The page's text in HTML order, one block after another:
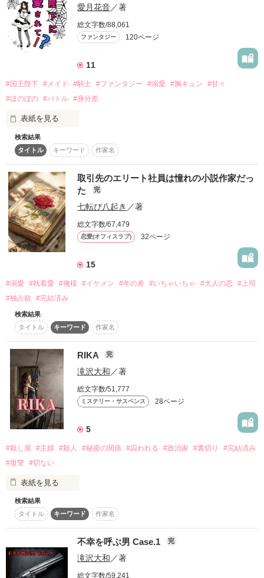
作品を読む
貌で校内を騒然とさせる。
天城はその場でネクタイを直してやるが、如月は「よろしく
ね、王子」と気安く呼ぶ。
転校初日から食堂・校舎裏・別クラスを自由に徘徊した如月
を、天城は全校捜索する羽目に。
行くことを決意する。
しかし、如月は二階のベランダから布団ごと飛び降り、靴下
科実習では黒煙を上げる。
帰り道に如月がぽつりと「迷惑かけてごめん、ちゃんとやろ
うとして失敗するだけ」と言う姿に、天城は彼が悪意のない、
ただ放っておけない問題児だと気づき始める。
球技大会では、如月が身体能力を発揮し、クラスを勝利へ導
く。
校舎裏で天城は初めて「完璧でいなければならない」という
自分の重荷を口にする。
如月もまた、前の学校で「期待している」と言われ続けた末
に「最初から頑張らないほうが楽」と逃げるようになった過去
を明かす。
二人は不器用な形で、互いの本音に少しだけ触れる。
王子役、如月が黒薔薇の騎士役に抜擢される。
稽古中、如月は台本を三回なくし、剣を落とし、マントで転
び続けた。
それでも毎日最後まで残り、「天城が本気なら、隣くらいち
ゃんと立ちたい」と言う。
その言葉が天城の胸に静かに刺さった。
本番、幕が開くと如月は人が変わったように舞台に立ち、ク
ライマックスでは台本を一行だけ飛び越え「完璧じゃなくて
愛月花音／著
総文字数/88,061
ファンタジー 120ページ
11
#国王陛下 #メイド #騎士 #ファンタジー #溺愛 #胸キュン
#甘々
#ほのぼの #バトル #身分差
表紙を見る
私は、孤児だった。
このギルス王国では、孤児を育成し
騎士にすることに力をいれていた。
私も国……そして憧れの国王陛下を守るため
努力して女騎士になった。
のちに国王陛下の
専属ボディーガード＆メイドとして働くことに
なったのだが……。
その国王陛下……ルチアーノ（愛称ルチア）
騎士のはずなのに
いつも彼の溺愛に翻弄されて
一体……どうなっちゃうの!?
悩める国王専属ボディーガード兼メイド
アイリス（17歳）
X
セクハラ国王陛下
ルチアーノ・ギルス（22歳）
アクション有りのハラハラ胸キュンの
ファンタジー・ラブストーリー。
エブリスタの公式Twitterの方で
作品紹介をして頂きました!!
『新作セレクション』12月14日号に
エブリスタ編集部のイチ押し作品として
載せて頂きました！！
＊注意。
誤字、脱字があったら申し訳ありません。
気づき次第、修正致します。
検索結果
タイトル
キーワード 作家名
取引先のエリート社員は憧れの小説作家だっ
た
完
七転び八起き ／著
総文字数/67,479
恋愛(オフィスラブ) 32ページ
15
#溺愛 #執着愛 #俺様 #イケメン #年の差 #いちゃいちゃ #大人の恋 #上司
#独占欲
#完結済み
検索結果
タイトル
キーワード 作家名
RIKA 完
滝沢大和 ／著
総文字数/51,777
ミステリー・サスペンス 28ページ
5
#殺し屋 #主婦 #殺人 #秘密の関係 #囚われる #政治家 #裏切り
#完結済み
#復讐 #切ない
表紙を見る
検索結果
タイトル
キーワード 作家名
不幸を呼ぶ男 Case.1 完
滝沢大和／著
総文字数/59,241